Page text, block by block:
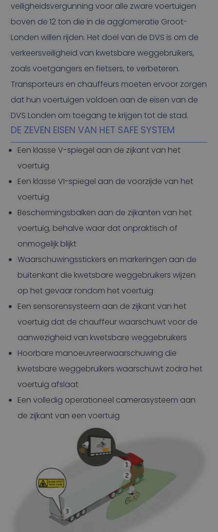
veiligheidsvergunning voor alle zware voertuigen
boven de 12 ton die in de agglomeratie Groot-
Londen willen rijden. Het doel van de DVS is om de
verkeersveiligheid van kwetsbare weggebruikers,
zoals voetgangers en fietsers, te verbeteren.
Transporteurs en chauffeurs moeten ervoor zorgen
dat hun voertuigen voldoen aan de eisen van de
DVS Londen om toegang te krijgen tot de stad.
DE ZEVEN EISEN VAN HET SAFE SYSTEM
Een klasse V-spiegel aan de zijkant van het
voertuig
Een klasse VI-spiegel aan de voorzijde van het
voertuig
Beschermingsbalken aan de zijkanten van het
voertuig, behalve waar dat onpraktisch of
onmogelijk blijkt
Waarschuwingsstickers en markeringen aan de
buitenkant die kwetsbare weggebruikers wijzen
op het gevaar rondom het voertuig
Een sensorensysteem aan de zijkant van het
voertuig dat de chauffeur waarschuwt voor de
aanwezigheid van kwetsbare weggebruikers
Hoorbare manoeuvreerwaarschuwing die
kwetsbare weggebruikers waarschuwt zodra het
voertuig afslaat
Een volledig operationeel camerasysteem aan
de zijkant van een voertuig